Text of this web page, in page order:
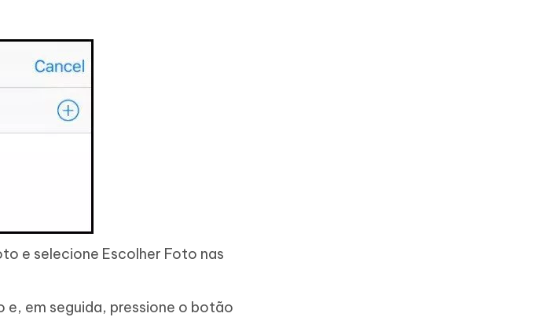
e selecione Escolher Foto nas
em seguida, pressione o botão